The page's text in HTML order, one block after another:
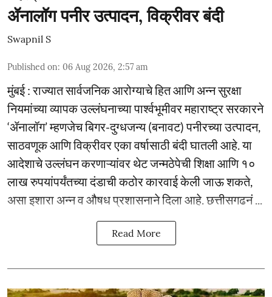
ॲनालॉग पनीर उत्पादन, विक्रीवर बंदी
Swapnil S
Published on: 06 Aug 2026, 2:57 am
मुंबई : राज्यात सार्वजनिक आरोग्याचे हित आणि अन्न सुरक्षा
नियमांच्या व्यापक उल्लंघनाच्या पार्श्वभूमीवर महाराष्ट्र सरकारने
‘ॲनालॉग’ म्हणजेच बिगर-दुग्धजन्य (बनावट) पनीरच्या उत्पादन,
साठवणूक आणि विक्रीवर एका वर्षासाठी बंदी घातली आहे. या
आदेशाचे उल्लंघन करणाऱ्यांवर थेट जन्मठेपेची शिक्षा आणि १०
लाख रुपयांपर्यंतच्या दंडाची कठोर कारवाई केली जाऊ शकते,
असा इशारा अन्न व औषध प्रशासनाने दिला आहे. छत्तीसगढनं ...
Read More